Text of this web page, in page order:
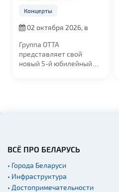
Концерты
02 октября 2026, в
Группа ОТТА
представляет свой
новый 5-й юбилейный
ВСЁ ПРО БЕЛАРУСЬ
• Города Беларуси
• Инфраструктура
• Достопримечательности